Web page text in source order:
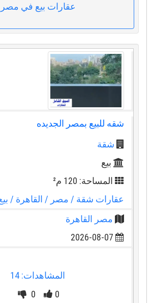
عقارات بيع في مصر
شقه للبيع بمصر الجديده
شقة
بيع
المساحة: 120 م²
عقارات شقة / مصر / القاهرة/ بيع
مصر القاهرة
2026-08-07
المشاهدات: 14
0
0